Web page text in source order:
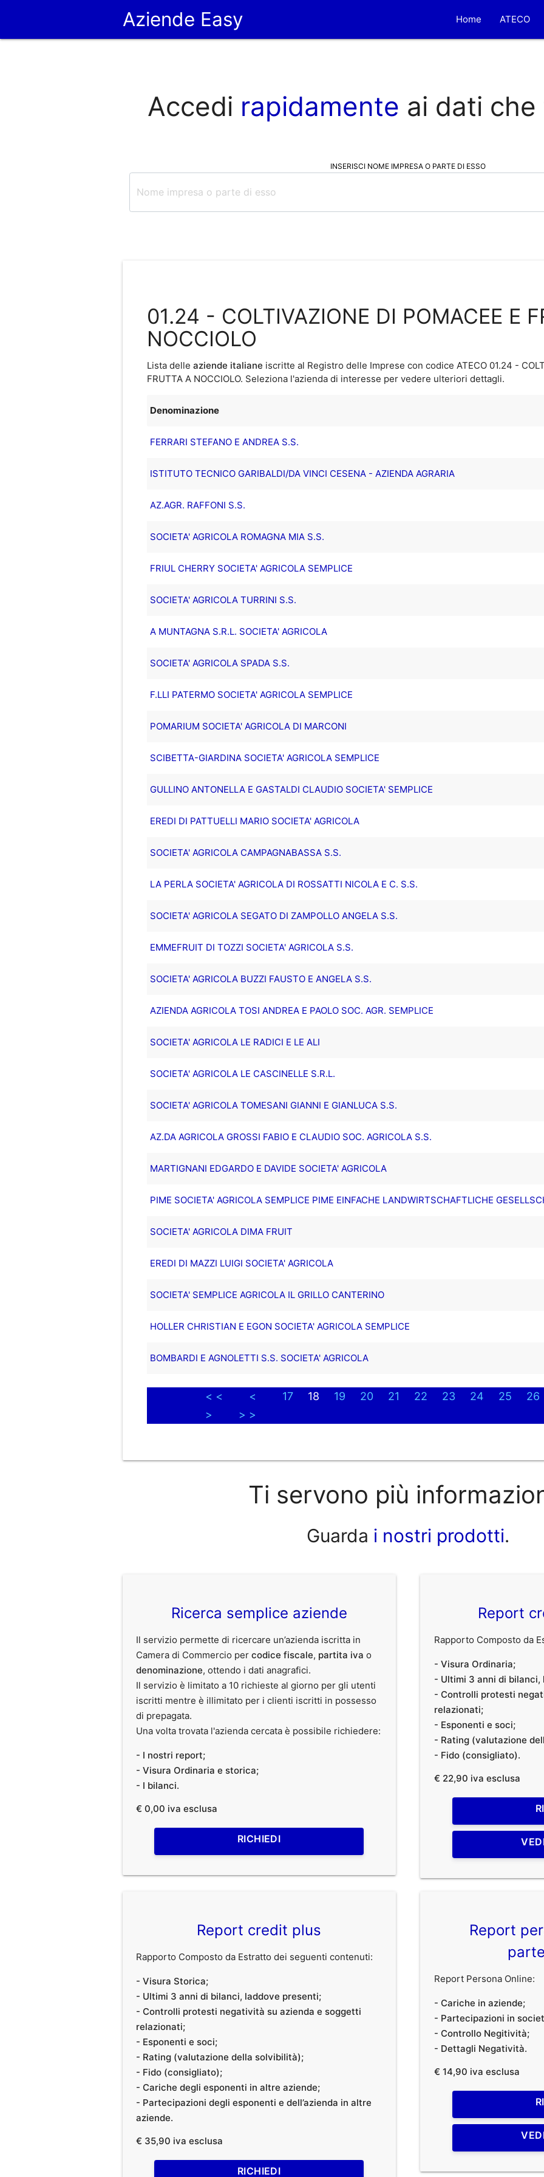
Aziende Easy Home ATECO
Accedi rapidamente ai dati
INSERISCI NOME IMPRESA O PARTE DI ESSO
01.24 - COLTIVAZIONE DI POMACEE E
NOCCIOLO
Lista delle aziende italiane iscritte al Registro delle Imprese con codice ATECO 01.24 -
FRUTTA A NOCCIOLO. Seleziona l'azienda di interesse per vedere ulteriori dettagli.
Denominazione
FERRARI STEFANO E ANDREA S.S.
ISTITUTO TECNICO GARIBALDI/DA VINCI CESENA - AZIENDA AGRARIA
AZ.AGR. RAFFONI S.S.
SOCIETA' AGRICOLA ROMAGNA MIA S.S.
FRIUL CHERRY SOCIETA' AGRICOLA SEMPLICE
SOCIETA' AGRICOLA TURRINI S.S.
A MUNTAGNA S.R.L. SOCIETA' AGRICOLA
SOCIETA' AGRICOLA SPADA S.S.
F.LLI PATERMO SOCIETA' AGRICOLA SEMPLICE
POMARIUM SOCIETA' AGRICOLA DI MARCONI
SCIBETTA-GIARDINA SOCIETA' AGRICOLA SEMPLICE
GULLINO ANTONELLA E GASTALDI CLAUDIO SOCIETA' SEMPLICE
EREDI DI PATTUELLI MARIO SOCIETA' AGRICOLA
SOCIETA' AGRICOLA CAMPAGNABASSA S.S.
LA PERLA SOCIETA' AGRICOLA DI ROSSATTI NICOLA E C. S.S.
SOCIETA' AGRICOLA SEGATO DI ZAMPOLLO ANGELA S.S.
EMMEFRUIT DI TOZZI SOCIETA' AGRICOLA S.S.
SOCIETA' AGRICOLA BUZZI FAUSTO E ANGELA S.S.
AZIENDA AGRICOLA TOSI ANDREA E PAOLO SOC. AGR. SEMPLICE
SOCIETA' AGRICOLA LE RADICI E LE ALI
SOCIETA' AGRICOLA LE CASCINELLE S.R.L.
SOCIETA' AGRICOLA TOMESANI GIANNI E GIANLUCA S.S.
AZ.DA AGRICOLA GROSSI FABIO E CLAUDIO SOC. AGRICOLA S.S.
MARTIGNANI EDGARDO E DAVIDE SOCIETA' AGRICOLA
PIME SOCIETA' AGRICOLA SEMPLICE PIME EINFACHE LANDWIRTSCHAFTLICHE
SOCIETA' AGRICOLA DIMA FRUIT
EREDI DI MAZZI LUIGI SOCIETA' AGRICOLA
SOCIETA' SEMPLICE AGRICOLA IL GRILLO CANTERINO
HOLLER CHRISTIAN E EGON SOCIETA' AGRICOLA SEMPLICE
BOMBARDI E AGNOLETTI S.S. SOCIETA' AGRICOLA
< < < 17 18 19 20 21 22 23 24 25 26
>
> >
Ti servono più
Guarda i nostri prodotti.
Ricerca semplice aziende
Il servizio permette di ricercare un’azienda iscritta in
Camera di Commercio percodice fiscale, partita iva o
denominazione, ottendo i dati anagrafici.
Il servizio è limitato a 10 richieste al giorno per gli utenti
iscritti mentre è illimitato per i clienti iscritti in possesso
di prepagata.
Una volta trovata l'azienda cercata è possibile richiedere:
- I nostri report;
- Visura Ordinaria e storica;
- I bilanci.
€ 0,00 iva esclusa
RICHIEDI
Report
Rapporto Composto da
- Visura Ordinaria;
- Ultimi 3 anni di bilanci,
- Controlli protesti
relazionati;
- Esponenti e soci;
- Rating (valutazione
- Fido (consigliato).
€ 22,90 iva esclusa
Report credit plus
Rapporto Composto da Estratto dei seguenti contenuti:
- Visura Storica;
- Ultimi 3 anni di bilanci, laddove presenti;
- Controlli protesti negatività su azienda e soggetti
relazionati;
- Esponenti e soci;
- Rating (valutazione della solvibilità);
- Fido (consigliato);
- Cariche degli esponenti in altre aziende;
- Partecipazioni degli esponenti e dell’azienda in altre
aziende.
€ 35,90 iva esclusa
RICHIEDI
Report
Report Persona Online:
- Cariche in aziende;
- Partecipazioni in
- Controllo Negitività;
- Dettagli Negatività.
€ 14,90 iva esclusa